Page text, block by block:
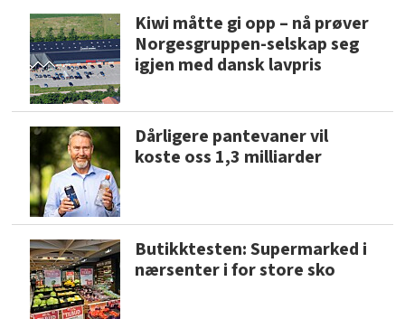
Kiwi måtte gi opp – nå prøver
Norgesgruppen-selskap seg
igjen med dansk lavpris
Dårligere pantevaner vil
koste oss 1,3 milliarder
Butikktesten: Supermarked i
nærsenter i for store sko